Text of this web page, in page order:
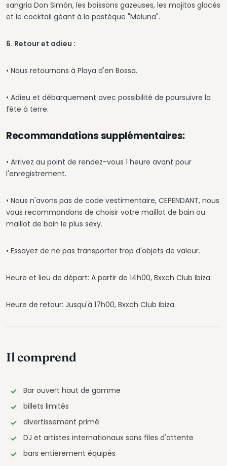
sangria Don Simón, les boissons gazeuses, les mojitos glacés
et le cocktail géant à la pastèque "Meluna".
6. Retour et adieu :
• Nous retournons à Playa d'en Bossa.
• Adieu et débarquement avec possibilité de poursuivre la
fête à terre.
Recommandations supplémentaires:
• Arrivez au point de rendez-vous 1 heure avant pour
l'enregistrement.
• Nous n'avons pas de code vestimentaire, CEPENDANT, nous
vous recommandons de choisir votre maillot de bain ou
maillot de bain le plus sexy.
• Essayez de ne pas transporter trop d'objets de valeur.
Heure et lieu de départ: A partir de 14h00, Bxxch Club Ibiza.
Heure de retour: Jusqu'à 17h00, Bxxch Club Ibiza.
Il comprend
Bar ouvert haut de gamme
billets limités
divertissement primé
DJ et artistes internationaux sans files d'attente
bars entièrement équipés